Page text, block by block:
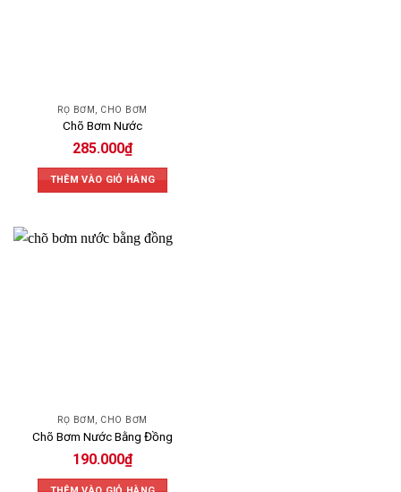
RỌ BƠM, CHÕ BƠM
Chõ Bơm Nước
285.000₫
THÊM VÀO GIỎ HÀNG
RỌ BƠM, CHÕ BƠM
Chõ Bơm Nước Bằng Đồng
190.000₫